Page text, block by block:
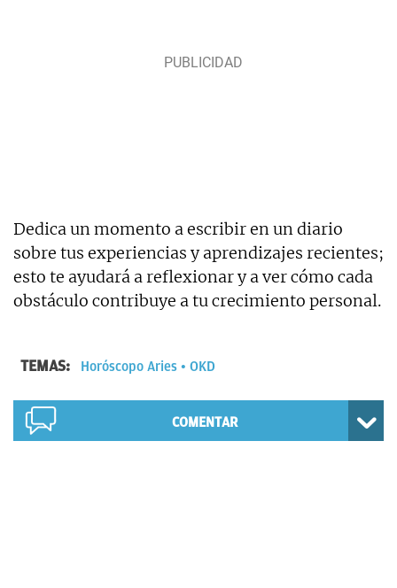
Dedica un momento a escribir en un diario
sobre tus experiencias y aprendizajes recientes;
esto te ayudará a reflexionar y a ver cómo cada
obstáculo contribuye a tu crecimiento personal.
TEMAS: Horóscopo Aries OKD
COMENTAR